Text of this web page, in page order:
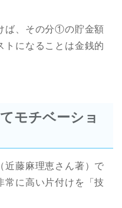
ば、その分①の貯金額
トになることは金銭的
モチベーショ
近藤麻理恵さん著）で
常に高い片付けを「技